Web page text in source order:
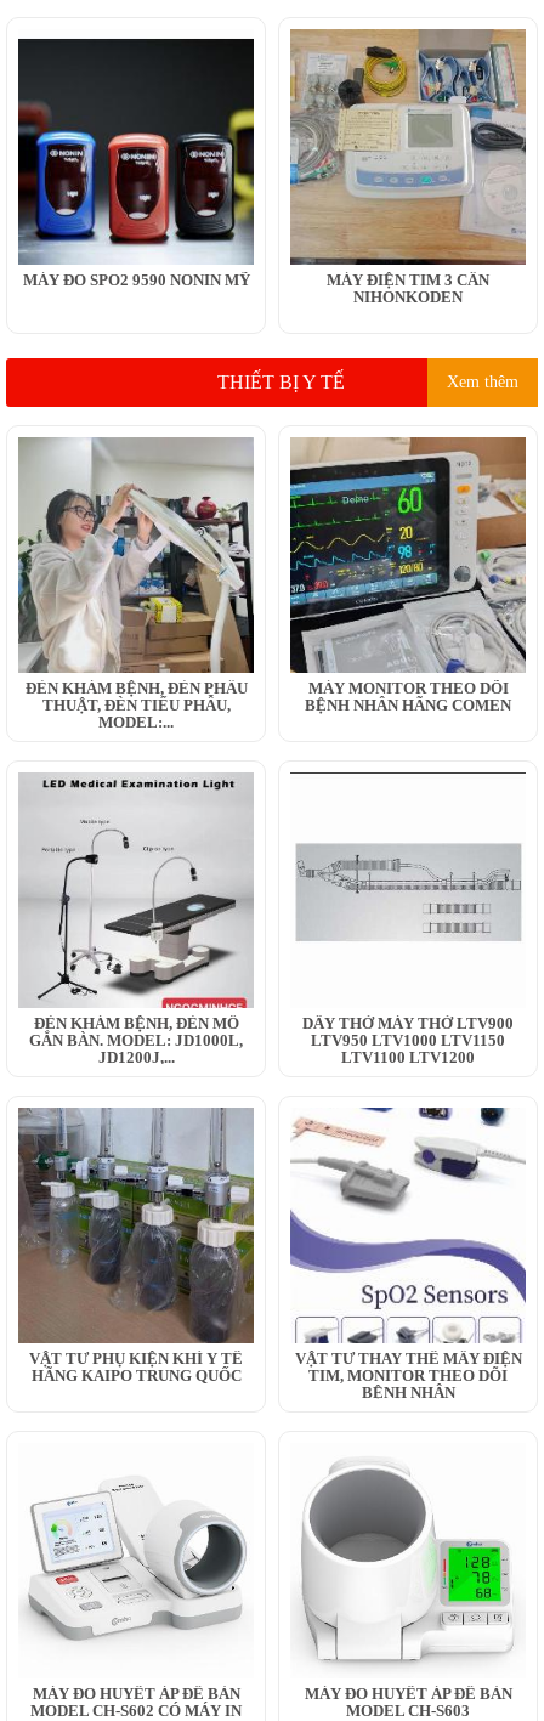
MÁY ĐO SPO2 9590 NONIN MỸ
MÁY ĐIỆN TIM 3 CẦN
NIHONKODEN
THIẾT BỊ Y TẾ Xem thêm
ĐÈN KHÁM BỆNH, ĐÈN PHẪU
THUẬT, ĐÈN TIỂU PHẪU,
MODEL:...
MÁY MONITOR THEO DÕI
BỆNH NHÂN HÃNG COMEN
ĐÈN KHÁM BỆNH, ĐÈN MỔ
GẮN BÀN. MODEL: JD1000L,
JD1200J,...
DÂY THỞ MÁY THỞ LTV900
LTV950 LTV1000 LTV1150
LTV1100 LTV1200
VẬT TƯ PHỤ KIỆN KHÍ Y TẾ
HÃNG KAIPO TRUNG QUỐC
VẬT TƯ THAY THẾ MÂY ĐIỆN
TIM, MONITOR THEO DÕI
BỆNH NHÂN
MÁY ĐO HUYẾT ÁP ĐỂ BÀN
MODEL CH-S602 CÓ MÁY IN
MÁY ĐO HUYẾT ÁP ĐỂ BÀN
MODEL CH-S603